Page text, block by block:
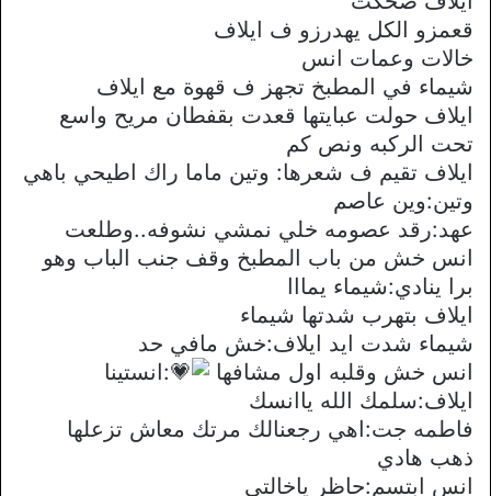
قعمزو الكل يهدرزو ف ايلاف
خالات وعمات انس
شيماء في المطبخ تجهز ف قهوة مع ايلاف
ايلاف حولت عبايتها قعدت بقفطان مريح واسع
تحت الركبه ونص كم
ايلاف تقيم ف شعرها: وتين ماما راك اطيحي باهي
وتين:وين عاصم
عهد:رقد عصومه خلي نمشي نشوفه..وطلعت
انس خش من باب المطبخ وقف جنب الباب وهو
برا ينادي:شيماء يمااا
ايلاف بتهرب شدتها شيماء
شيماء شدت ايد ايلاف:خش مافي حد
انس خش وقلبه اول مشافها
:انستينا
ايلاف:سلمك الله ياانسك
فاطمه جت:اهي رجعنالك مرتك معاش تزعلها
ذهب هادي
انس ابتسم:حاظر ياخالتي